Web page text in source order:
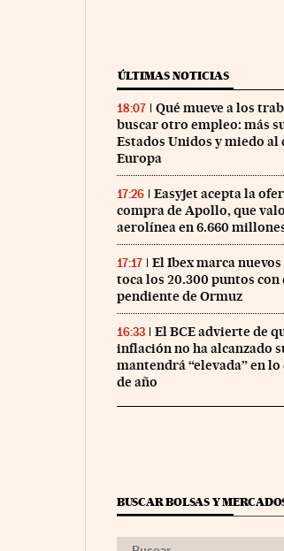
ÚLTIMAS NOTICIAS
18:07
Qué mueve a los
buscar otro empleo: más
Estados Unidos y miedo al
Europa
17:26
Easyjet acepta la
compra de Apollo, que
aerolínea en 6.660
17:17
El Ibex marca
toca los 20.300 puntos con
pendiente de Ormuz
16:33
El BCE advierte de
inflación no ha alcanzado
mantendrá “elevada” en
de año
BUSCAR BOLSAS Y